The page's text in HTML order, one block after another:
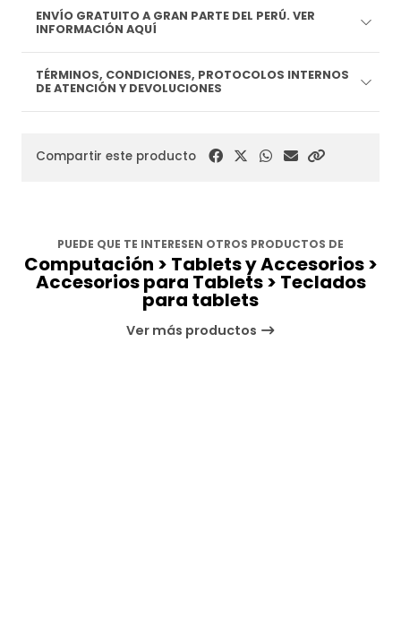
ENVÍO GRATUITO A GRAN PARTE DEL PERÚ. VER
INFORMACIÓN AQUÍ
TÉRMINOS, CONDICIONES, PROTOCOLOS INTERNOS
DE ATENCIÓN Y DEVOLUCIONES
Compartir este producto
PUEDE QUE TE INTERESEN OTROS PRODUCTOS DE
Computación > Tablets y Accesorios >
Accesorios para Tablets > Teclados
para tablets
Ver más productos